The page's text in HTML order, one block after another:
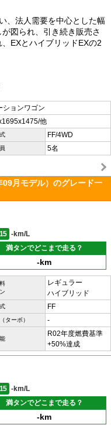
、法人需要を中心とした幅
図られ、引き続き販売さ
EXとハイブリッドEXの2
ションワゴン
他
FF/4WD
5名
月モデル）のグレード一
-km/L
満タンでどこまで走る？
-km
レギュラー
ハイブリッド
FF
ターボ） -
R02年度燃費基準
+50%達成
-km/L
満タンでどこまで走る？
-km